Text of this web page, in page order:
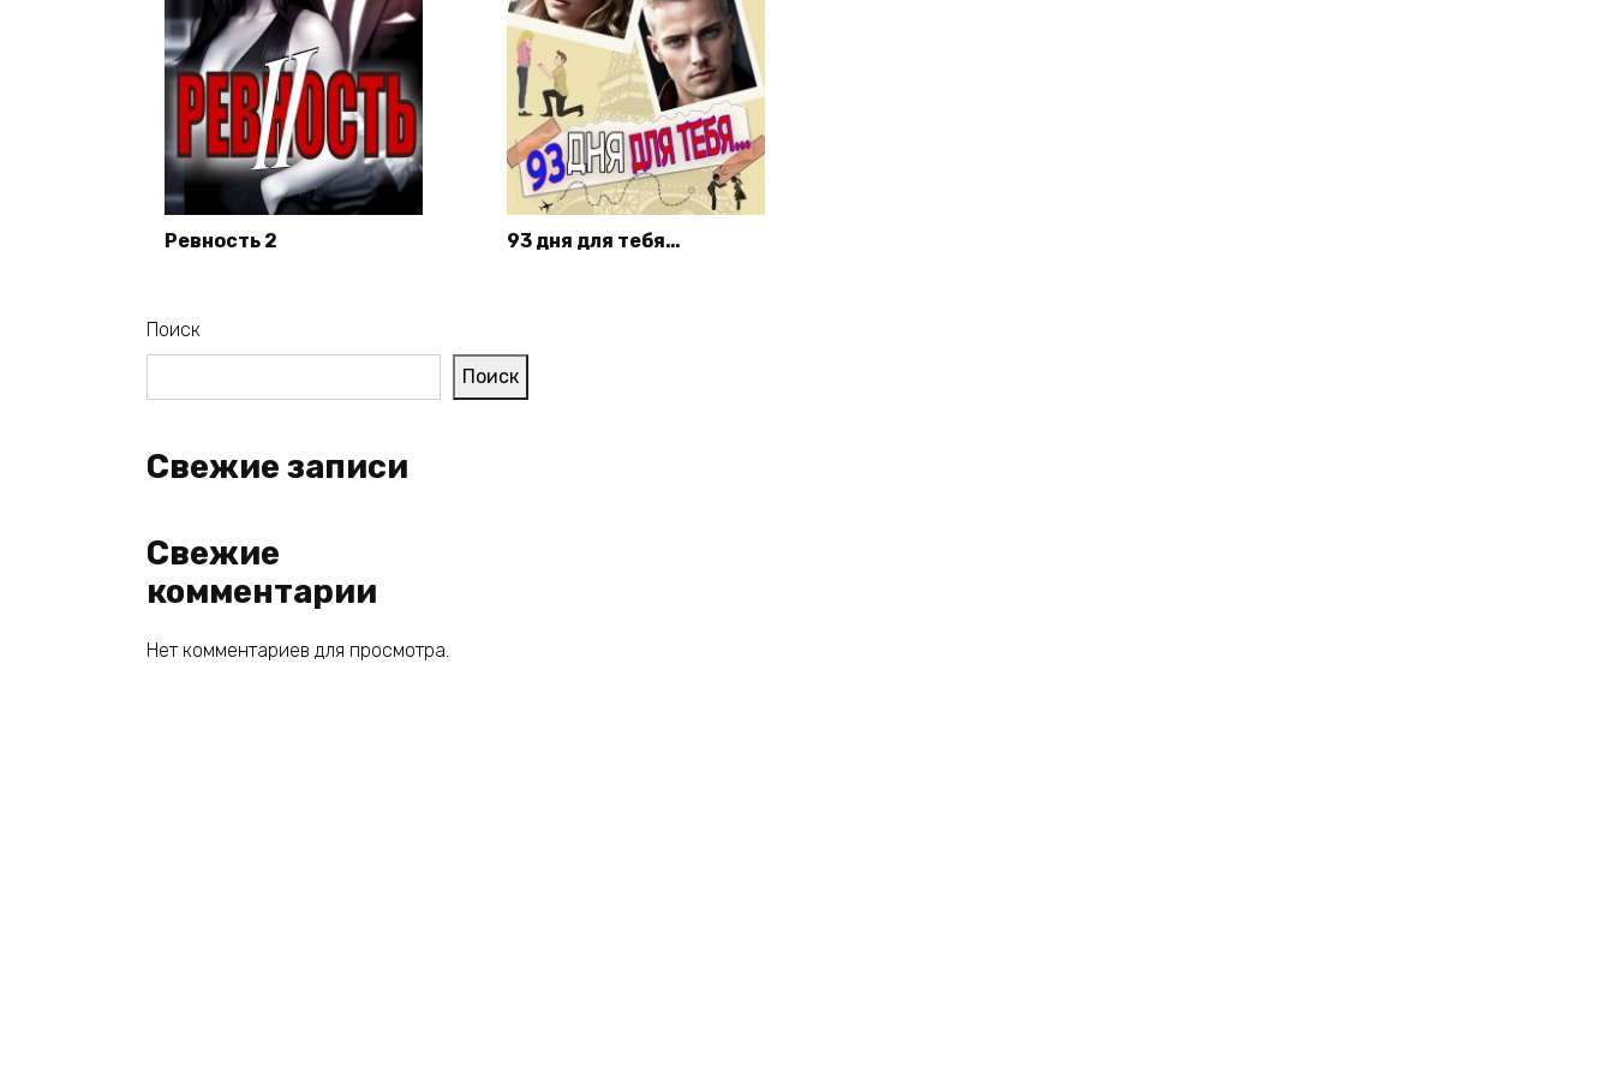
Ревность 2 93 дня для тебя…
Поиск
Поиск
Свежие записи
Свежие
комментарии
Нет комментариев для просмотра.